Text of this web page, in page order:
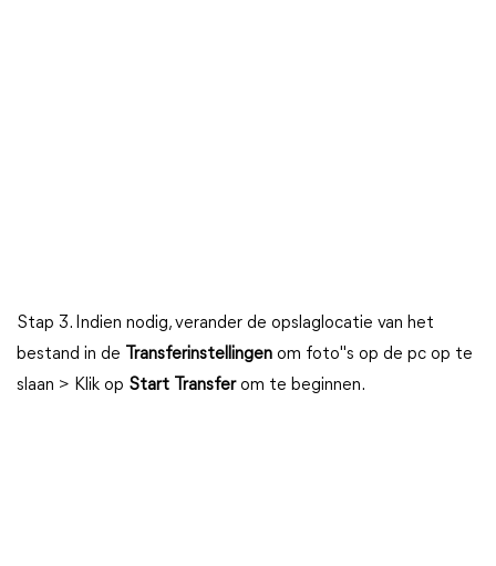
Stap 3. Indien nodig, verander de opslaglocatie van het
bestand in de
Transferinstellingen om foto"s op de pc op te
slaan > Klik op Start Transferom te beginnen.